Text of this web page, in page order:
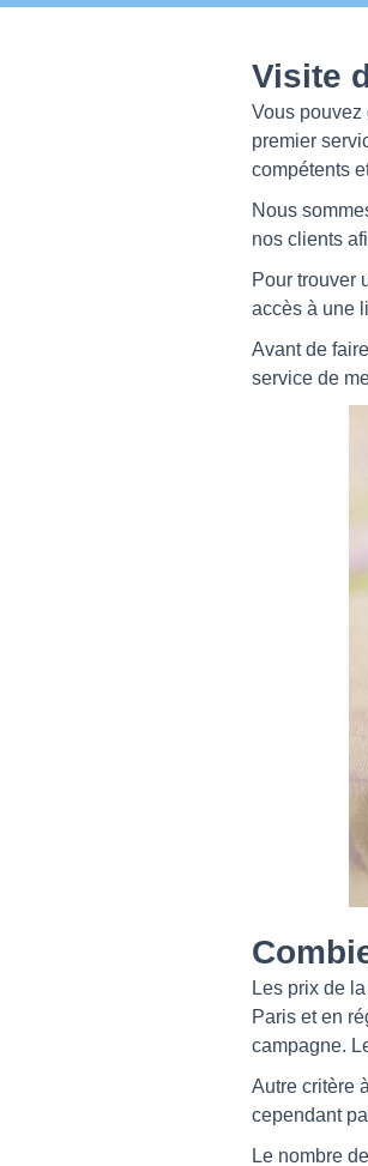
Visite
Vous pouvez
premier
compétents
Nous
nos clients
Pour trouver
accès à une
Avant de
service de
Les prix de
Paris et en
campagne.
Autre critère
cependant
Le nombre